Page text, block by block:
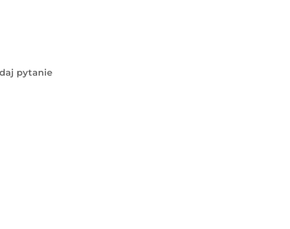
pytanie